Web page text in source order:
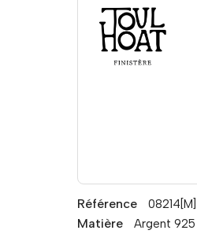
Référence 08214[M]
Matière Argent 925